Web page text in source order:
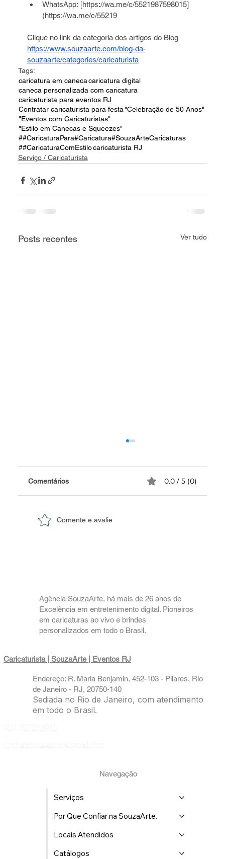
WhatsApp: [https://wa.me/c/5521987598015]
(https://wa.me/c/55219
Clique no link da categoria dos artigos do Blog
https://www.souzaarte.com/blog-da-
souzaarte/categories/caricaturista
Tags:
caricatura em canecacaricatura digital
caneca personalizada com caricatura
caricaturista para eventos RJ
Contratar caricaturista para festa "Celebração de 50 Anos"
"Eventos com Caricaturistas"
"Estilo em Canecas e Squeezes"
##CaricaturaPara#Caricatura#SouzaArteCaricaturas
##CaricaturaComEstilocaricaturista RJ
Serviço / Caricaturista
Posts recentes Ver tudo
Comentários 0.0 / 5 (0)
Comente e avalie
Agência SouzaArte, há mais de 26 anos de
Excelência em entretenimento digital. Pioneiros
em caricaturas ao vivo e brindes
personalizados em todo o Brasil.
Caricaturista | SouzaArte | Eventos RJ
Endereço: R. Maria Benjamin, 452-103 - Pilares, Rio
de Janeiro - RJ, 20750-140
Sediada no Rio de Janeiro, com atendimento
em todo o Brasil.
Navegação
Serviços
Por Que Confiar na SouzaArte.
Locais Atendidos
Catálogos